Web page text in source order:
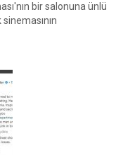
bir salonuna ünlü